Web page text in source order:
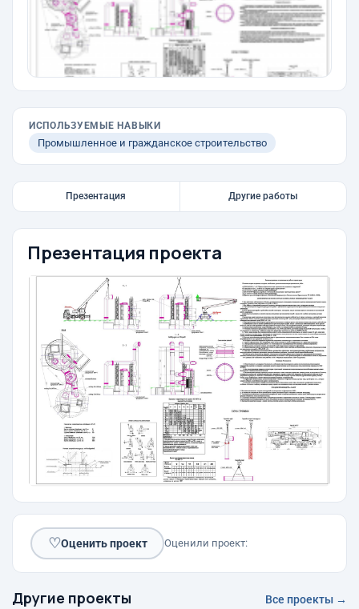
ИСПОЛЬЗУЕМЫЕ НАВЫКИ
Промышленное и гражданское строительство
Презентация Другие работы
Презентация проекта
♡Оценить проект Оценили проект:
Другие проекты Все проекты →